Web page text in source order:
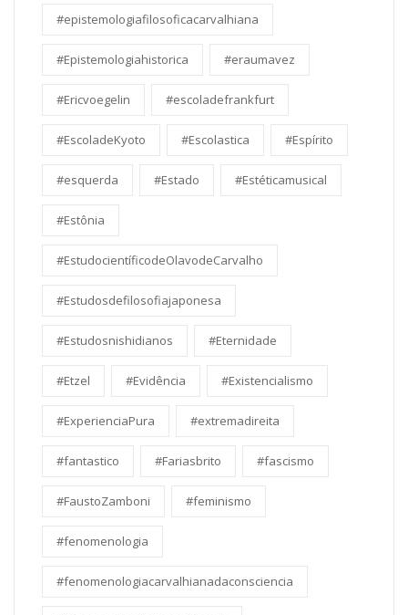
#epistemologiafilosoficacarvalhiana
#Epistemologiahistorica #eraumavez
#Ericvoegelin #escoladefrankfurt
#EscoladeKyoto #Escolastica #Espírito
#esquerda #Estado #Estéticamusical
#Estônia
#EstudocientíficodeOlavodeCarvalho
#Estudosdefilosofiajaponesa
#Estudosnishidianos #Eternidade
#Etzel #Evidência #Existencialismo
#ExperienciaPura #extremadireita
#fantastico #Fariasbrito #fascismo
#FaustoZamboni #feminismo
#fenomenologia
#fenomenologiacarvalhianadaconsciencia